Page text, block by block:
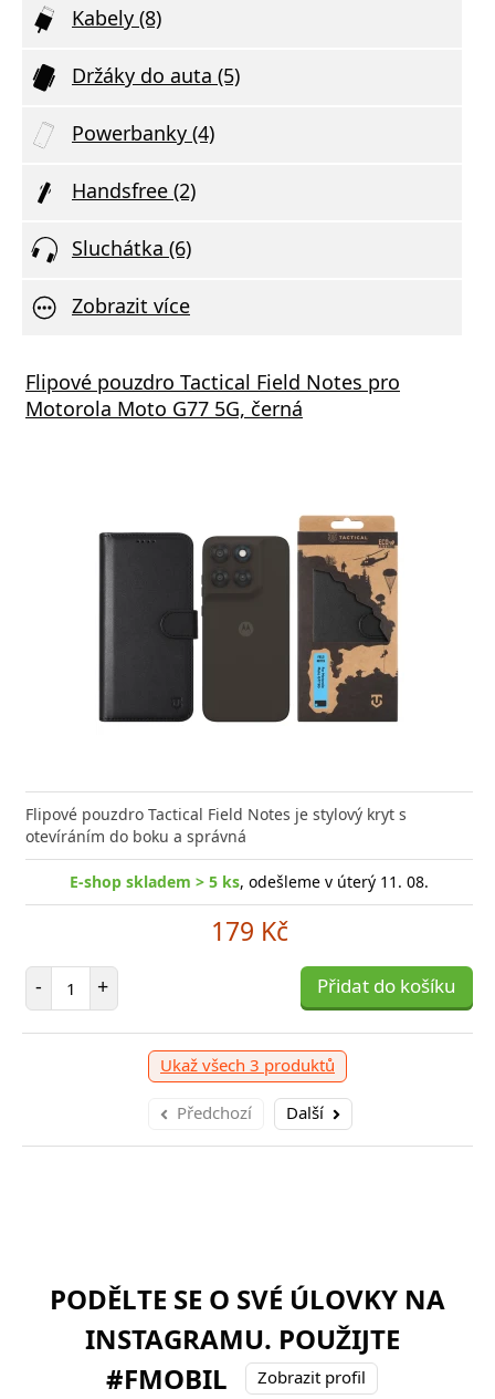
Kabely (8)
Držáky do auta (5)
Powerbanky (4)
Handsfree (2)
Sluchátka (6)
Zobrazit více
Flipové pouzdro Tactical Field Notes pro
Motorola Moto G77 5G, černá
Flipové pouzdro Tactical Field Notes je stylový kryt s
otevíráním do boku a správná
E-shop skladem > 5 ks, odešleme v úterý 11. 08.
179 Kč
- Počet položek
+ Přidat do košíku
Ukaž všech 3 produktů
Předchozí Další
PODĚLTE SE O SVÉ ÚLOVKY NA
INSTAGRAMU. POUŽIJTE
#FMOBIL
Zobrazit profil